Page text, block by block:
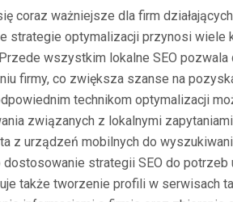
coraz ważniejsze dla firm
strategie optymalizacji przynosi wiele
wszystkim lokalne SEO
firmy, co zwiększa szanse na
technikom optymalizacji
związanych z lokalnymi
z urządzeń mobilnych do
dostosowanie strategii SEO do
także tworzenie profili w serwisach